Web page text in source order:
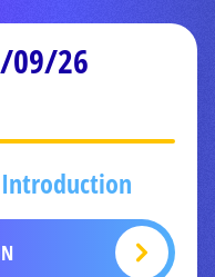
09/26